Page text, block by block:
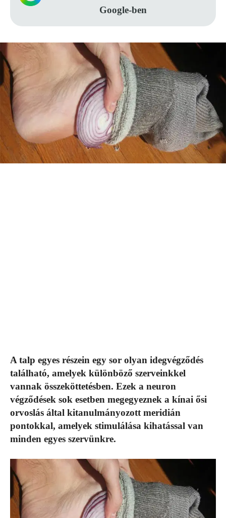
Google-ben
A talp egyes részein egy sor olyan idegvégződés
található, amelyek különböző szerveinkkel
vannak összeköttetésben. Ezek a neuron
végződések sok esetben megegyeznek a kínai ősi
orvoslás által kitanulmányozott meridián
pontokkal, amelyek stimulálása kihatással van
minden egyes szervünkre.